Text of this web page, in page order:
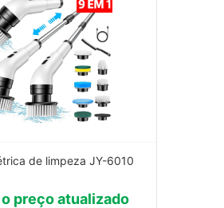
de limpeza JY-6010
preço atualizado